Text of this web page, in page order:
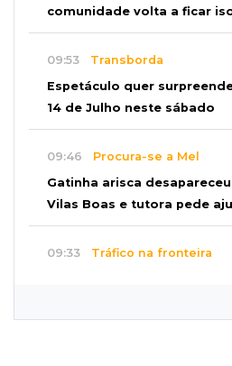
comunidade volta a ficar
09:53 Transborda
Espetáculo quer
14 de Julho neste sábado
09:46 Procura-se a Mel
Gatinha arisca
Vilas Boas e tutora pede
09:33 Tráfico na fronteira